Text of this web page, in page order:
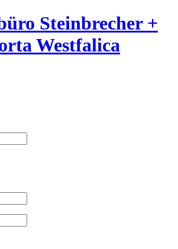
Steinbrecher +
Westfalica